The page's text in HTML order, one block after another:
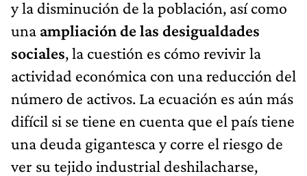
y la disminución de la población, así como
una ampliación de las desigualdades
sociales, la cuestión es cómo revivir la
actividad económica con una reducción del
número de activos. La ecuación es aún más
difícil si se tiene en cuenta que el país tiene
una deuda gigantesca y corre el riesgo de
ver su tejido industrial deshilacharse,